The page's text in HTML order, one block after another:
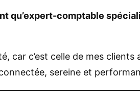
qu’expert-comptable
car c’est celle de mes
sereine et